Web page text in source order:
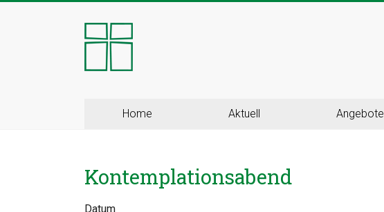
Kloster
Ingenbohl
Provinz
Herzlich
bei
Home Aktuell Angebote
Kontemplationsabend
Datum